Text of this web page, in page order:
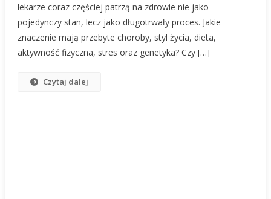
lekarze coraz częściej patrzą na zdrowie nie jako
pojedynczy stan, lecz jako długotrwały proces. Jakie
znaczenie mają przebyte choroby, styl życia, dieta,
aktywność fizyczna, stres oraz genetyka? Czy […]
Czytaj dalej